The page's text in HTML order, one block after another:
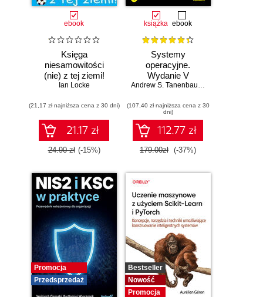
ebook
Księga
niesamowitości
(nie) z tej ziemi!
Księga faktów
niezwykłych
Ian Locke
(21,17 zł najniższa cena z 30 dni)
21.17 zł
24.90 zł (-15%)
książka ebook
Systemy
operacyjne.
Wydanie V
Andrew S. Tanenbaum,
(107,40 zł najniższa cena z 30
dni)
112.77 zł
179.00zł (-37%)
Promocja
Przedsprzedaż
Bestseller
Nowość
Promocja